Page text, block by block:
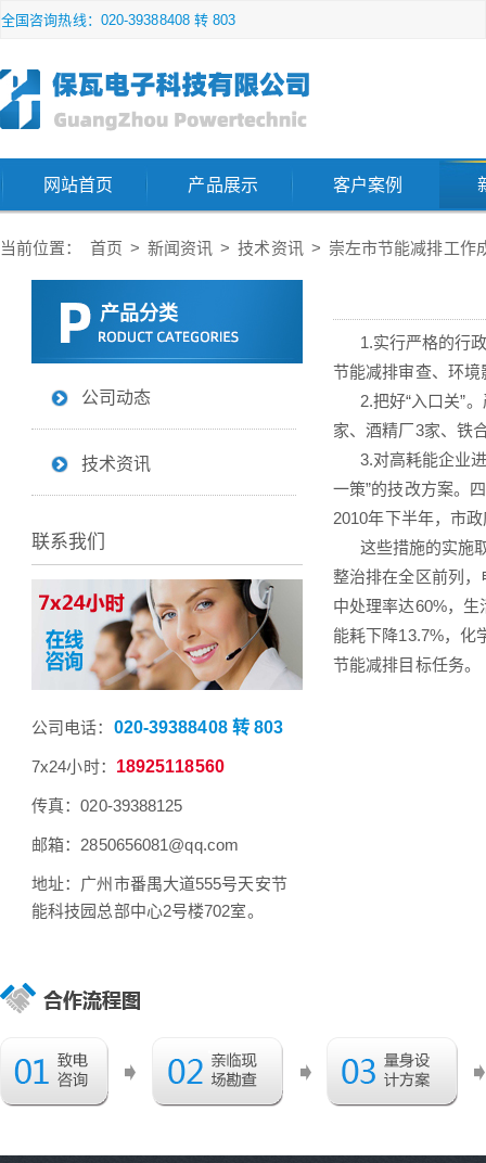
全国咨询热线：020-39388408 转 803
网站首页 产品展示 客户案例
当前位置： 首页 > 新闻资讯 > 技术资讯 > 崇左市节能减排工作
1.实行严格的行政
节能减排审查、环
2.把好“入口关”。
家、酒精厂3家、铁
3.对高耗能企业进
一策”的技改方案。
2010年下半年，市
这些措施的实施取
整治排在全区前列
中处理率达60%，
能耗下降13.7%，化
节能减排目标任务。
产品分类
公司动态
技术资讯
联系我们
公司电话： 020-39388408 转 803
7x24小时： 18925118560
传真：020-39388125
邮箱：2850656081@qq.com
地址：广州市番禺大道555号天安节
能科技园总部中心2号楼702室。